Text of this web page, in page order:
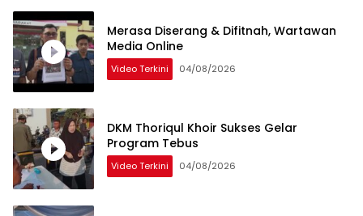
Merasa Diserang & Difitnah, Wartawan
Media Online
Video Terkini 04/08/2026
DKM Thoriqul Khoir Sukses Gelar
Program Tebus
Video Terkini 04/08/2026